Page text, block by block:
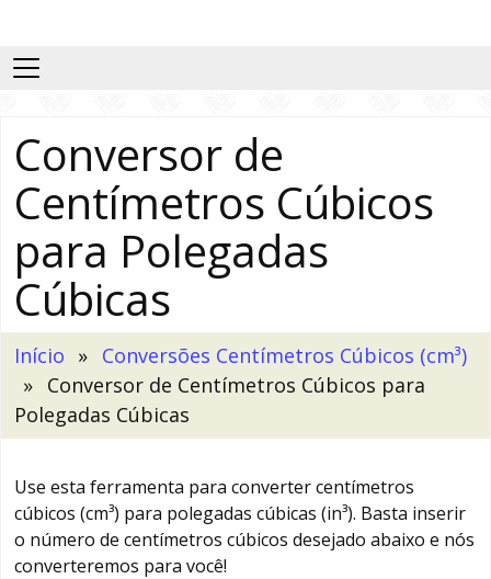
Conversor de
Centímetros Cúbicos
para Polegadas
Cúbicas
Início
Conversões Centímetros Cúbicos (cm³)
Conversor de Centímetros Cúbicos para
Polegadas Cúbicas
Use esta ferramenta para converter centímetros
cúbicos (cm³) para polegadas cúbicas (in³). Basta inserir
o número de centímetros cúbicos desejado abaixo e nós
converteremos para você!